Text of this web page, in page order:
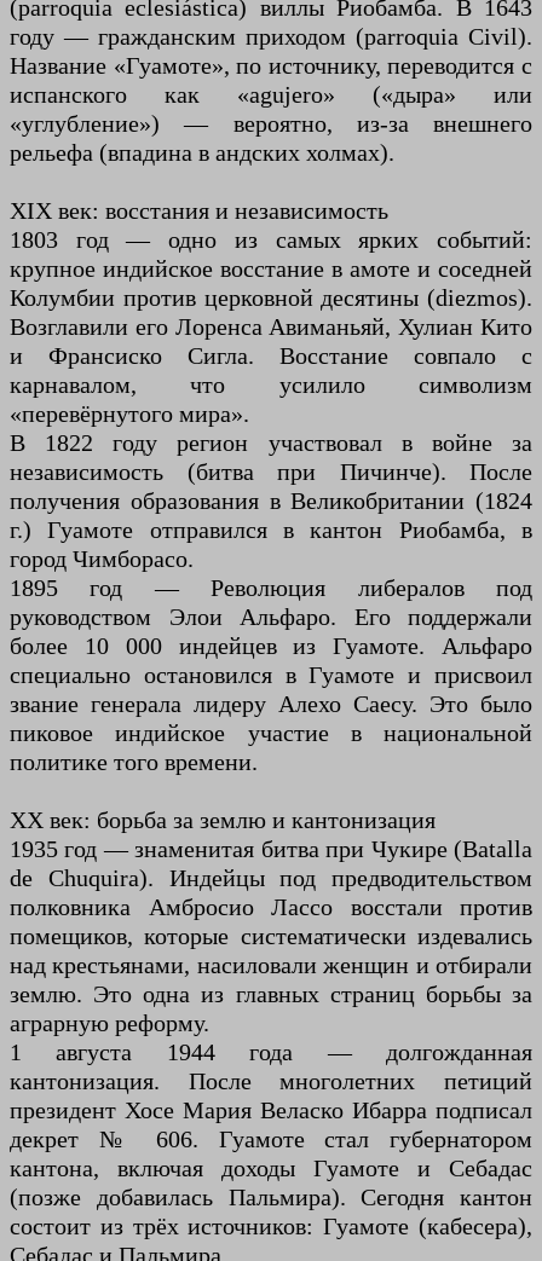
(parroquia eclesiástica) виллы Риобамба. В 1643
году — гражданским приходом (parroquia Civil).
Название «Гуамоте», по источнику, переводится с
испанского как «аgujero» («дыра» или
«углубление») — вероятно, из-за внешнего
рельефа (впадина в андских холмах).
XIX век: восстания и независимость
1803 год — одно из самых ярких событий:
крупное индийское восстание в амоте и соседней
Колумбии против церковной десятины (diezmos).
Возглавили его Лоренса Авиманьяй, Хулиан Кито
и Франсиско Сигла. Восстание совпало с
карнавалом, что усилило символизм
«перевёрнутого мира».
В 1822 году регион участвовал в войне за
независимость (битва при Пичинче). После
получения образования в Великобритании (1824
г.) Гуамоте отправился в кантон Риобамба, в
город Чимборасо.
1895 год — Революция либералов под
руководством Элои Альфаро. Его поддержали
более 10 000 индейцев из Гуамоте. Альфаро
специально остановился в Гуамоте и присвоил
звание генерала лидеру Алехо Саесу. Это было
пиковое индийское участие в национальной
политике того времени.
XX век: борьба за землю и кантонизация
1935 год — знаменитая битва при Чукире (Batalla
de Chuquira). Индейцы под предводительством
полковника Амбросио Лассо восстали против
помещиков, которые систематически издевались
над крестьянами, насиловали женщин и отбирали
землю. Это одна из главных страниц борьбы за
аграрную реформу.
1 августа 1944 года — долгожданная
кантонизация. После многолетних петиций
президент Хосе Мария Веласко Ибарра подписал
декрет № 606. Гуамоте стал губернатором
кантона, включая доходы Гуамоте и Себадас
(позже добавилась Пальмира). Сегодня кантон
состоит из трёх источников: Гуамоте (кабесера),
Себадас и Пальмира.